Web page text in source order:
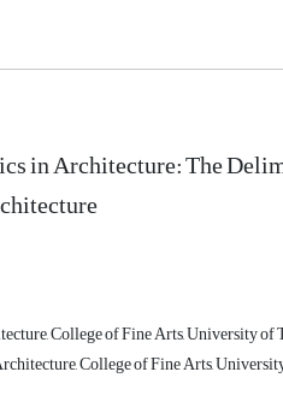
in Architecture: The
College of Fine Arts, University of
College of Fine Arts,